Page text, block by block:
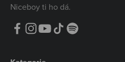
Niceboy ti ho dá.